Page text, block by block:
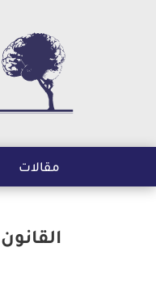
مقالات